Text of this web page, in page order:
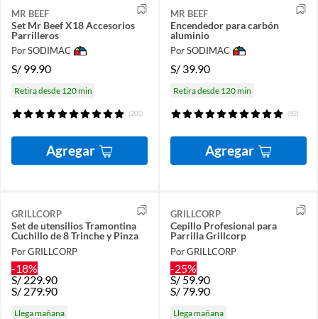
MR BEEF
Set Mr Beef X18 Accesorios
Parrilleros
Por SODIMAC
S/ 99.90
Retira desde 120 min
(201)
Agregar
MR BEEF
Encendedor para carbón
aluminio
Por SODIMAC
S/ 39.90
Retira desde 120 min
(92)
Agregar
GRILLCORP
Set de utensilios Tramontina
Cuchillo de 8 Trinche y Pinza
Por GRILLCORP
-18%
S/229.90
S/ 279.90
Llega mañana
GRILLCORP
Cepillo Profesional para
Parrilla Grillcorp
Por GRILLCORP
-25%
S/59.90
S/79.90
Llega mañana